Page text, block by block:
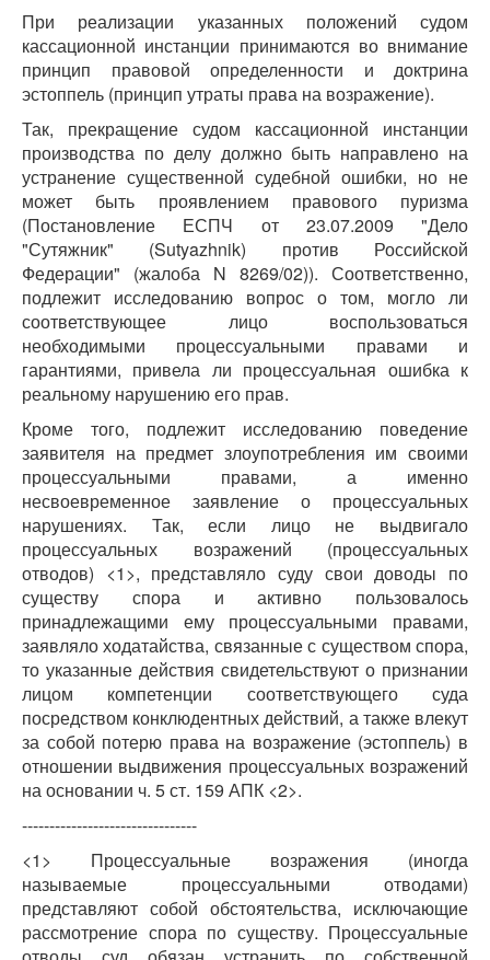
При реализации указанных положений судом
кассационной инстанции принимаются во внимание
принцип правовой определенности и доктрина
эстоппель (принцип утраты права на возражение).
Так, прекращение судом кассационной инстанции
производства по делу должно быть направлено на
устранение существенной судебной ошибки, но не
может быть проявлением правового пуризма
(Постановление ЕСПЧ от 23.07.2009 "Дело
"Сутяжник" (Sutyazhnik) против Российской
Федерации" (жалоба N 8269/02)). Соответственно,
подлежит исследованию вопрос о том, могло ли
соответствующее лицо воспользоваться
необходимыми процессуальными правами и
гарантиями, привела ли процессуальная ошибка к
реальному нарушению его прав.
Кроме того, подлежит исследованию поведение
заявителя на предмет злоупотребления им своими
процессуальными правами, а именно
несвоевременное заявление о процессуальных
нарушениях. Так, если лицо не выдвигало
процессуальных возражений (процессуальных
отводов) <1>, представляло суду свои доводы по
существу спора и активно пользовалось
принадлежащими ему процессуальными правами,
заявляло ходатайства, связанные с существом спора,
то указанные действия свидетельствуют о признании
лицом компетенции соответствующего суда
посредством конклюдентных действий, а также влекут
за собой потерю права на возражение (эстоппель) в
отношении выдвижения процессуальных возражений
на основании ч. 5 ст. 159 АПК <2>.
--------------------------------
<1> Процессуальные возражения (иногда
называемые процессуальными отводами)
представляют собой обстоятельства, исключающие
рассмотрение спора по существу. Процессуальные